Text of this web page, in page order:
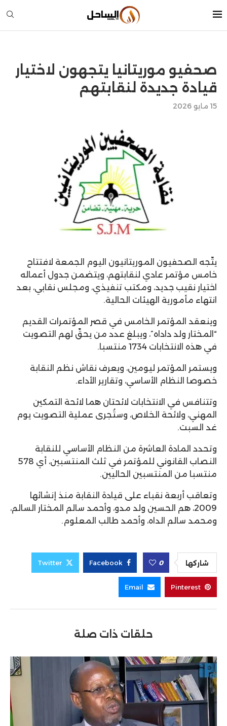
صحفيو موريتانيا يتجهون لاختيار
قيادة جديدة لنقابتهم
15 مايو 2026
يتّجه الصحفيون الموريتانيون اليوم الجمعة لافتتاح
خامس مؤتمر عادي لنقابتهم، ويتضمن جدول أعماله
اختيار نقيب جديد، ومكتب تنفيذي، ومجلس نقابي، بعد
انتهاء مأمورية الهيئات الحالية.
وينعقد المؤتمر الخامس في قصر المؤتمرات القديم
“المختار ولد داداه”، ويبلغ عدد من يحقّ لهم التصويت
في هذه الانتخابات 1734 منتسبا.
ويستمر المؤتمر ليومين، ويعرف نقاش نظم النقابة
خصوصا النظام الأساسي، وتقارير الأداء.
وتتنافس في الانتخابات لائحتان هما لائحة التمكين
المهني، ولائحة الخلاص، وستُجرى عملية التصويت يوم
غد السبت.
وتحدد المادة العاشرة من النظام الأساسي للنقابة
النصاب القانوني للمؤتمر في ثلث المنتسبين، أي 578
منتسبا من المنتسبين الحاليين.
وتعاقب أربعة نقباء على قيادة النقابة منذ إنشائها
2009، هم الحسين ولد مدو، وأحمد سالم المختار السالم،
ومحمد سالم الداه، وأحمد طالب المعلوم.
شاركها 0
Facebook
Twitter
Pinterest
Email
حلقات ذات صلة